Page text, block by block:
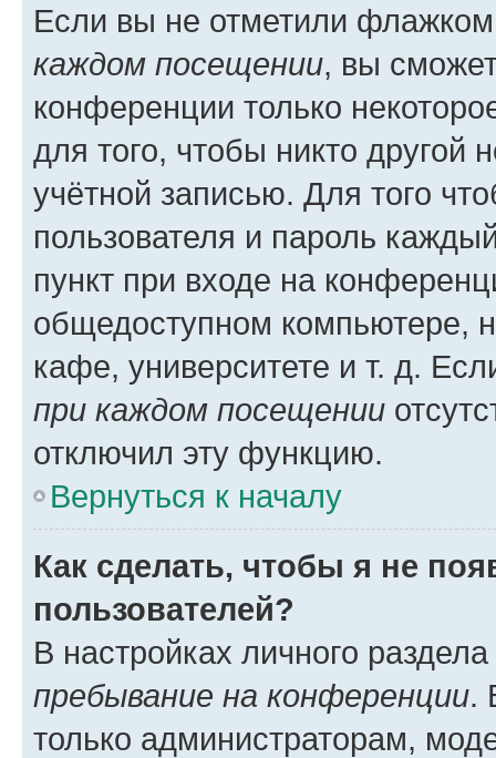
Если вы не отметили
каждом посещении, вы
конференции только
для того, чтобы никто другой
учётной записью. Для того
пользователя и пароль
пункт при входе на
общедоступном компьютере,
кафе, университете и т. д.
при каждом посещении
отключил эту функцию.
Вернуться к началу
Как сделать, чтобы я не
пользователей?
В настройках личного
пребывание на конференции.
только администраторам,